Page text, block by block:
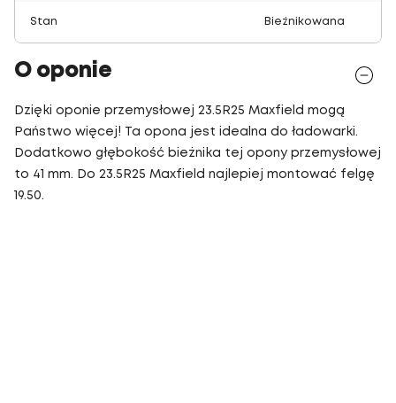
Stan Bieżnikowana
O oponie
Dzięki oponie przemysłowej 23.5R25 Maxfield mogą
Państwo więcej! Ta opona jest idealna do ładowarki.
Dodatkowo głębokość bieżnika tej opony przemysłowej
to 41 mm. Do 23.5R25 Maxfield najlepiej montować felgę
19.50.